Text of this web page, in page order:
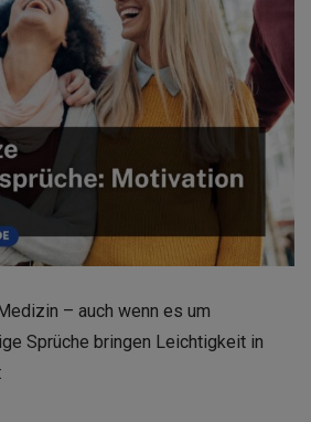
– auch wenn es um
Sprüche bringen Leichtigkeit in